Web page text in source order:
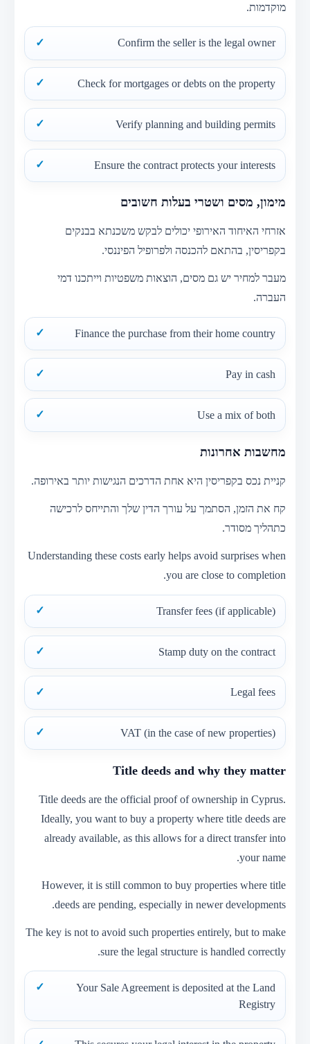
מוקדמות.
Confirm the seller is the legal owner
Check for mortgages or debts on the property
Verify planning and building permits
Ensure the contract protects your interests
מימון, מסים ושטרי בעלות חשובים
אזרחי האיחוד האירופי יכולים לבקש משכנתא בבנקים
בקפריסין, בהתאם להכנסה ולפרופיל הפיננסי.
מעבר למחיר יש גם מסים, הוצאות משפטיות וייתכנו דמי
העברה.
Finance the purchase from their home country
Pay in cash
Use a mix of both
מחשבות אחרונות
קניית נכס בקפריסין היא אחת הדרכים הנגישות יותר באירופה.
קח את הזמן, הסתמך על עורך הדין שלך והתייחס לרכישה
כתהליך מסודר.
Understanding these costs early helps avoid surprises when
you are close to completion.
Transfer fees (if applicable)
Stamp duty on the contract
Legal fees
VAT (in the case of new properties)
Title deeds and why they matter
Title deeds are the official proof of ownership in Cyprus.
Ideally, you want to buy a property where title deeds are
already available, as this allows for a direct transfer into
your name.
However, it is still common to buy properties where title
deeds are pending, especially in newer developments.
The key is not to avoid such properties entirely, but to make
sure the legal structure is handled correctly.
Your Sale Agreement is deposited at the Land
Registry